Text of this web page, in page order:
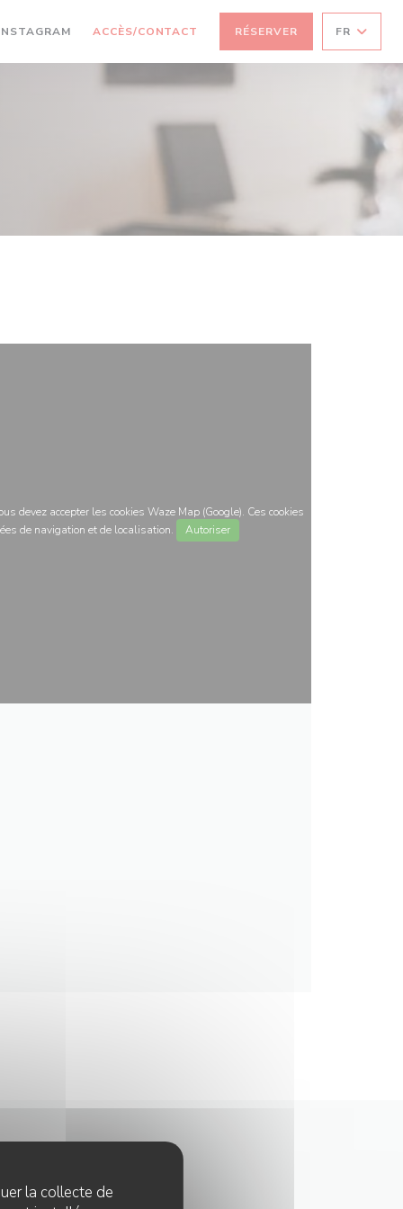
la collecte de
((OUVRE UNE NOUVELLE FENÊTRE))
ACCÈS/CONTACT RÉSERVER FR
devez accepter les cookies Waze Map (Google). Ces cookies
de navigation et de localisation.
Autoriser